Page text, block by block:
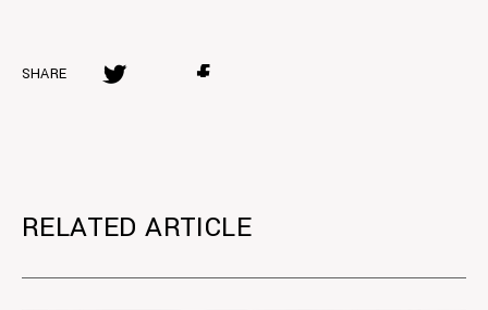
SHARE
RELATED ARTICLE